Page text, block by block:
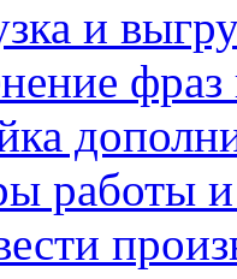
и
работы